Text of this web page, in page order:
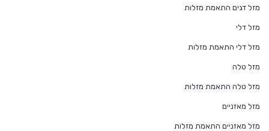
מזל דגים התאמת מזלות
מזל דלי
מזל דלי התאמת מזלות
מזל טלה
מזל טלה התאמת מזלות
מזל מאזניים
מזל מאזניים התאמת מזלות